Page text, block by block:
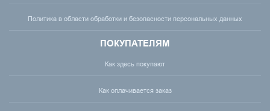
Политика в области обработки и безопасности персональных данных
ПОКУПАТЕЛЯМ
Как здесь покупают
Как оплачивается заказ